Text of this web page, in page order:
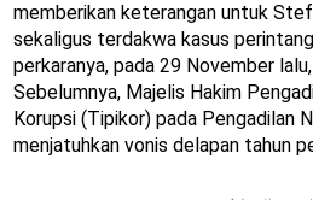
memberikan keterangan untuk
sekaligus terdakwa kasus
perkaranya, pada 29 November
Sebelumnya, Majelis Hakim
Korupsi (Tipikor) pada Pengadilan
menjatuhkan vonis delapan tahun